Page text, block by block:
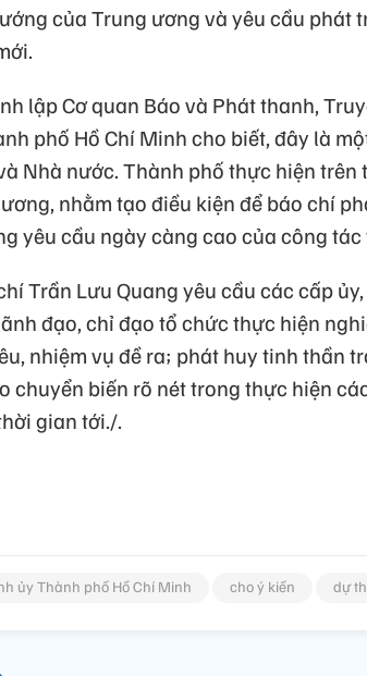
của Trung ương và yêu cầu phát
lập Cơ quan Báo và Phát thanh,
phố Hồ Chí Minh cho biết, đây là
Nhà nước. Thành phố thực hiện trên
nhằm tạo điều kiện để báo chí
yêu cầu ngày càng cao của công
Trần Lưu Quang yêu cầu các cấp
đạo, chỉ đạo tổ chức thực hiện
nhiệm vụ đề ra; phát huy tinh thần
chuyển biến rõ nét trong thực hiện
gian tới./.
ủy Thành phố Hồ Chí Minh cho ý kiến dự